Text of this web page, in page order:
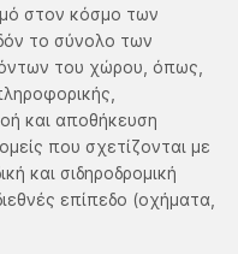
στον κόσμο των
το σύνολο των
του χώρου, όπως,
και αποθήκευση
που σχετίζονται με
και σιδηροδρομική
επίπεδο (οχήματα,